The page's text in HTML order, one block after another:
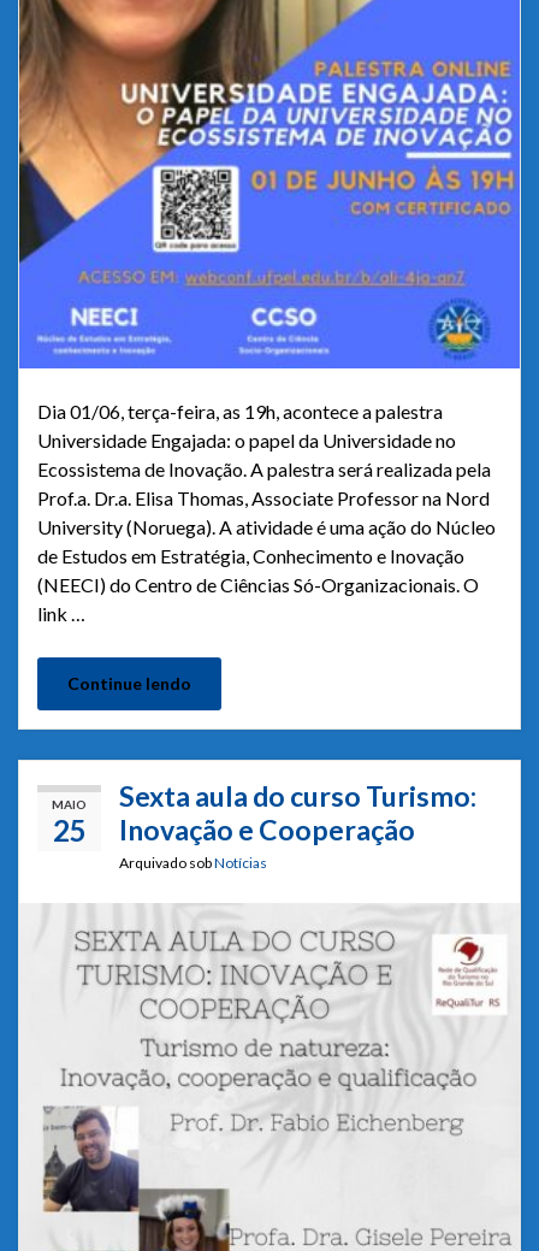
Dia 01/06, terça-feira, as 19h, acontece a palestra
Universidade Engajada: o papel da Universidade no
Ecossistema de Inovação. A palestra será realizada pela
Prof.a. Dr.a. Elisa Thomas, Associate Professor na Nord
University (Noruega). A atividade é uma ação do Núcleo
de Estudos em Estratégia, Conhecimento e Inovação
(NEECI) do Centro de Ciências Só-Organizacionais. O
link …
Continue lendo
MAIO
25
Sexta aula do curso Turismo:
Inovação e Cooperação
Arquivado sobNotícias